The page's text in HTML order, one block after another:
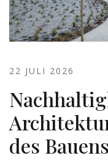
22 JULI 2026
des Bauens